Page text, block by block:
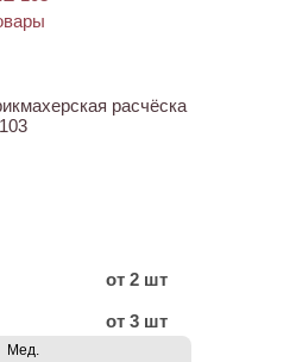
расчёска
от 2 шт
от 3 шт
Мед.